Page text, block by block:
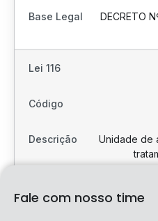
DECRETO
Unidade de
Fale com nosso time